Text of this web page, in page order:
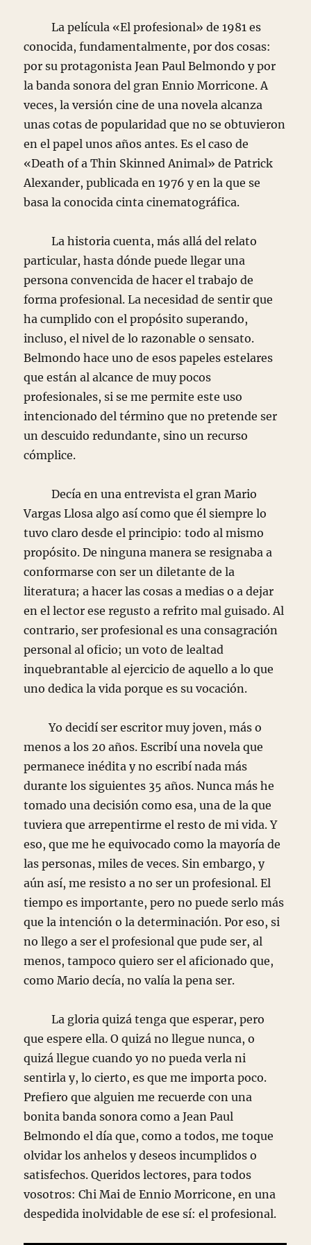
La película «El profesional» de 1981 es
conocida, fundamentalmente, por dos cosas:
por su protagonista Jean Paul Belmondo y por
la banda sonora del gran Ennio Morricone. A
veces, la versión cine de una novela alcanza
unas cotas de popularidad que no se obtuvieron
en el papel unos años antes. Es el caso de
«Death of a Thin Skinned Animal» de Patrick
Alexander, publicada en 1976 y en la que se
basa la conocida cinta cinematográfica.
La historia cuenta, más allá del relato
particular, hasta dónde puede llegar una
persona convencida de hacer el trabajo de
forma profesional. La necesidad de sentir que
ha cumplido con el propósito superando,
incluso, el nivel de lo razonable o sensato.
Belmondo hace uno de esos papeles estelares
que están al alcance de muy pocos
profesionales, si se me permite este uso
intencionado del término que no pretende ser
un descuido redundante, sino un recurso
cómplice.
Decía en una entrevista el gran Mario
Vargas Llosa algo así como que él siempre lo
tuvo claro desde el principio: todo al mismo
propósito. De ninguna manera se resignaba a
conformarse con ser un diletante de la
literatura; a hacer las cosas a medias o a dejar
en el lector ese regusto a refrito mal guisado. Al
contrario, ser profesional es una consagración
personal al oficio; un voto de lealtad
inquebrantable al ejercicio de aquello a lo que
uno dedica la vida porque es su vocación.
Yo decidí ser escritor muy joven, más o
menos a los 20 años. Escribí una novela que
permanece inédita y no escribí nada más
durante los siguientes 35 años. Nunca más he
tomado una decisión como esa, una de la que
tuviera que arrepentirme el resto de mi vida. Y
eso, que me he equivocado como la mayoría de
las personas, miles de veces. Sin embargo, y
aún así, me resisto a no ser un profesional. El
tiempo es importante, pero no puede serlo más
que la intención o la determinación. Por eso, si
no llego a ser el profesional que pude ser, al
menos, tampoco quiero ser el aficionado que,
como Mario decía, no valía la pena ser.
La gloria quizá tenga que esperar, pero
que espere ella. O quizá no llegue nunca, o
quizá llegue cuando yo no pueda verla ni
sentirla y, lo cierto, es que me importa poco.
Prefiero que alguien me recuerde con una
bonita banda sonora como a Jean Paul
Belmondo el día que, como a todos, me toque
olvidar los anhelos y deseos incumplidos o
satisfechos. Queridos lectores, para todos
vosotros: Chi Mai de Ennio Morricone, en una
despedida inolvidable de ese sí: el profesional.